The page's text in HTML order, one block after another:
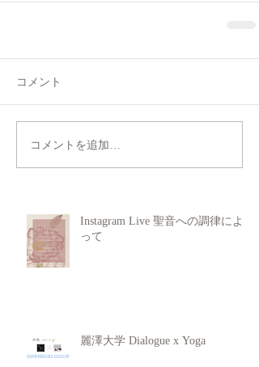
コメント
コメントを追加…
Instagram Live 聖音への調律によ
って
麗澤大学 Dialogue x Yoga